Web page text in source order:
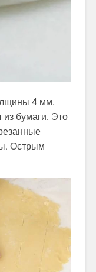
4 мм.
из бумаги. Это
Острым